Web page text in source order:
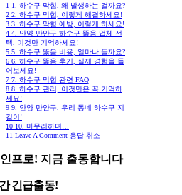
1 1. 하수구 막힘, 왜 발생하는 걸까요?
2 2. 하수구 막힘, 이렇게 해결하세요!
3 3. 하수구 막힘 예방, 이렇게 하세요!
4 4. 안양 만안구 하수구 뚫음 업체 선
택, 이것만 기억하세요!
5 5. 하수구 뚫음 비용, 얼마나 들까요?
6 6. 하수구 뚫음 후기, 실제 경험을 들
어보세요!
7 7. 하수구 막힘 관련 FAQ
8 8. 하수구 관리, 이것만은 꼭 기억하
세요!
9 9. 안양 만안구, 우리 동네 하수구 지
킴이!
10 10. 마무리하며…
11 Leave A Comment 응답 취소
프로! 지금 출동합니다
긴급출동!